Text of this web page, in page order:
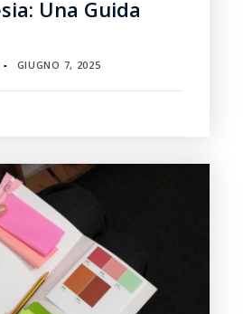
Una Guida
▪ GIUGNO 7, 2025